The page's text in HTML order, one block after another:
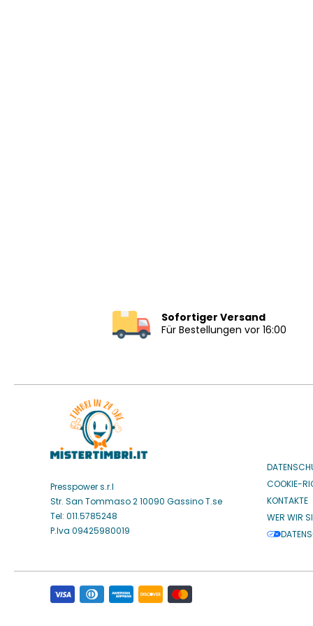
Sofortiger Versand
Für Bestellungen vor 16:00
Presspower s.r.l
Str. San Tommaso 2 10090 Gassino T.se
Tel: 011.5785248
P.Iva 09425980019
COOKIE-
KONTAKTE
WER WIR